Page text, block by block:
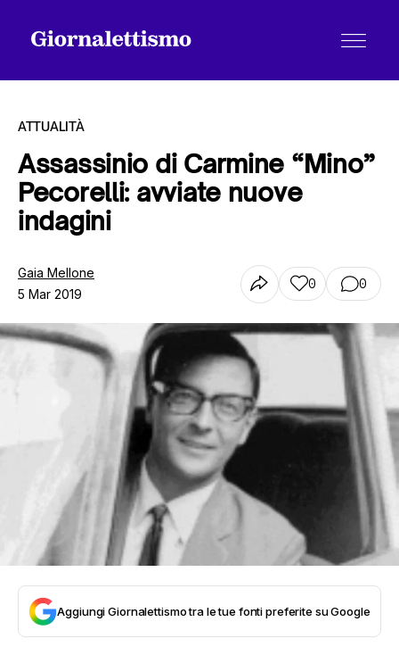
Tutti gli articoli
Chi siamo
Contatti
ATTUALITÀ
Assassinio di Carmine “Mino”
Pecorelli: avviate nuove
indagini
Gaia Mellone
5 Mar 2019
0 0
Aggiungi Giornalettismo tra le tue fonti preferite su Google